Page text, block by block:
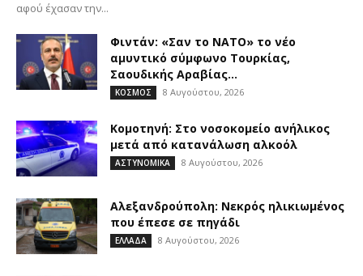
αφού έχασαν την...
Φιντάν: «Σαν το ΝΑΤΟ» το νέο
αμυντικό σύμφωνο Τουρκίας,
Σαουδικής Αραβίας...
ΚΟΣΜΟΣ 8 Αυγούστου, 2026
Κομοτηνή: Στο νοσοκομείο ανήλικος
μετά από κατανάλωση αλκοόλ
ΑΣΤΥΝΟΜΙΚΑ 8 Αυγούστου, 2026
Αλεξανδρούπολη: Νεκρός ηλικιωμένος
που έπεσε σε πηγάδι
ΕΛΛΑΔΑ 8 Αυγούστου, 2026